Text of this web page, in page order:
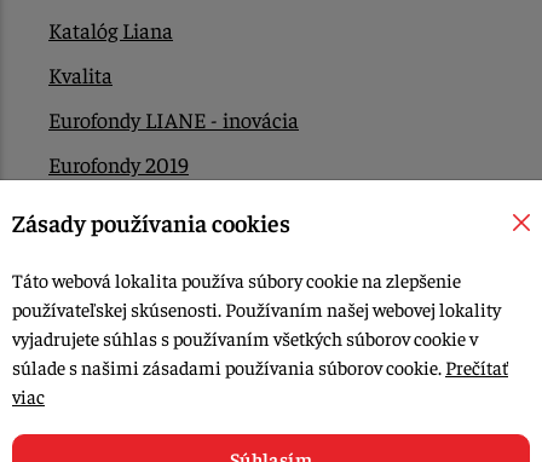
Katalóg Liana
Kvalita
Eurofondy LIANE - inovácia
Eurofondy 2019
Eurofondy 2022/2023
Kontakt
© 2015-2026, LIANA GOLIAŠ s.r.o. všetky práva vyhradené.
Upraviť nastavenia Cookies
Zásady používania cookies
Táto webová lokalita používa súbory cookie na zlepšenie
používateľskej skúsenosti. Používaním našej webovej lokality
vyjadrujete súhlas s používaním všetkých súborov cookie v
súlade s našimi zásadami používania súborov cookie. Prečítať
viac